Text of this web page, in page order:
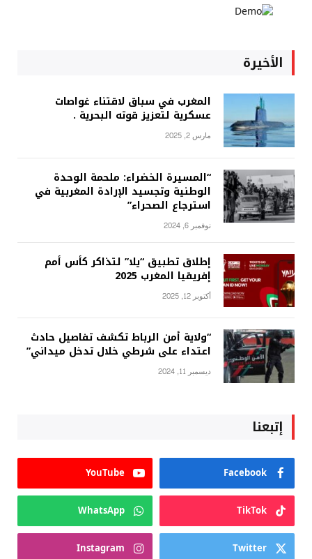
الأخيرة
المغرب في سباق لاقتناء غواصات
عسكرية لتعزيز قوته البحرية .
مارس 2, 2025
“المسيرة الخضراء: ملحمة الوحدة
الوطنية وتجسيد الإرادة المغربية في
استرجاع الصحراء”
نوفمبر 6, 2024
إطلاق تطبيق “يلا” لتذاكر كأس أمم
إفريقيا المغرب 2025
أكتوبر 12, 2025
“ولاية أمن الرباط تكشف تفاصيل حادث
اعتداء على شرطي خلال تدخل ميداني”
ديسمبر 11, 2024
إتبعنا
Facebook
YouTube
TikTok
WhatsApp
Twitter
Instagram